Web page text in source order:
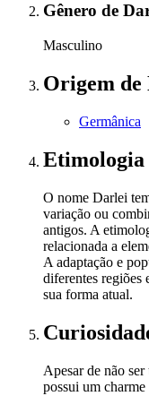
Gênero de
Masculino
Origem de
Germânica
Etimologia
O nome Darlei
variação ou
antigos. A
relacionada a
A adaptação e
diferentes regiões
sua forma atual.
Apesar de não
possui um